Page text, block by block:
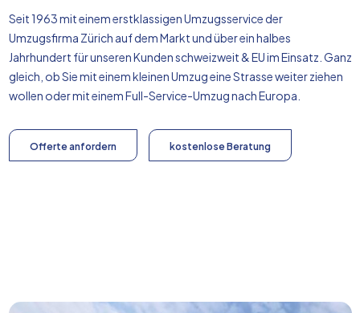
Seit 1963 mit einem erstklassigen Umzugsservice der
Umzugsfirma Zürich auf dem Markt und über ein halbes
Jahrhundert für unseren Kunden schweizweit & EU im Einsatz. Ganz
gleich, ob Sie mit einem kleinen Umzug eine Strasse weiter ziehen
wollen oder mit einem Full-Service-Umzug nachEuropa
Offerte anfordern kostenlose Beratung